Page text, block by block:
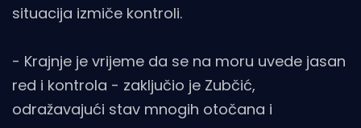
situacija izmiče kontroli.
- Krajnje je vrijeme da se na moru uvede jasan
red i kontrola - zaključio je Zubčić,
odražavajući stav mnogih otočana i